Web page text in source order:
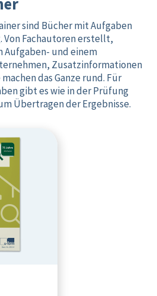
sind Bücher mit Aufgaben
Von Fachautoren erstellt,
Aufgaben- und einem
Zusatzinformationen
das Ganze rund. Für
gibt es wie in der Prüfung
Übertragen der Ergebnisse.